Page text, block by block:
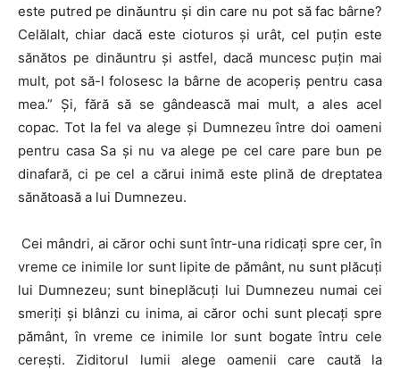
este putred pe dinăuntru şi din care nu pot să fac bârne?
Celălalt, chiar dacă este cioturos şi urât, cel puţin este
sănătos pe dinăuntru şi astfel, dacă muncesc puţin mai
mult, pot să-l folosesc la bârne de acoperiş pentru casa
mea.” Şi, fără să se gândească mai mult, a ales acel
copac. Tot la fel va alege şi Dumnezeu între doi oameni
pentru casa Sa şi nu va alege pe cel care pare bun pe
dinafară, ci pe cel a cărui inimă este plină de dreptatea
sănătoasă a lui Dumnezeu.
Cei mândri, ai căror ochi sunt într-una ridicaţi spre cer, în
vreme ce inimile lor sunt lipite de pământ, nu sunt plăcuţi
lui Dumnezeu; sunt bineplăcuţi lui Dumnezeu numai cei
smeriţi şi blânzi cu inima, ai căror ochi sunt plecaţi spre
pământ, în vreme ce inimile lor sunt bogate întru cele
cereşti. Ziditorul lumii alege oamenii care caută la